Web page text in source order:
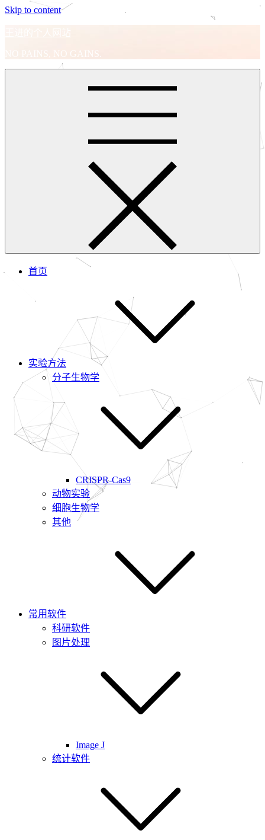
Skip to content
王进的个人网站
NO PAINS, NO GAINS.
首页
实验方法
分子生物学
CRISPR-Cas9
动物实验
细胞生物学
其他
常用软件
科研软件
图片处理
Image J
统计软件